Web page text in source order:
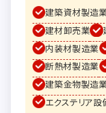
建築資材製造
建材卸売業
内装材製造業
断熱材製造業
建築金物製造
エクステリア